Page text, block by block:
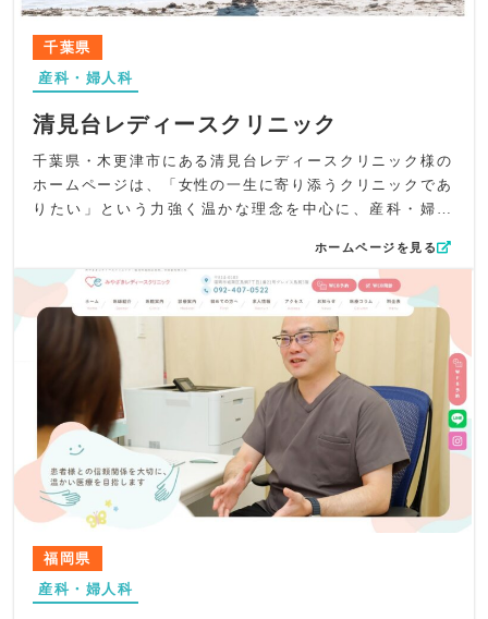
し、「苦痛に配慮した診察」「リラックスできる環境づく
り」など、女性にとっての安心材料が端的に伝わるよう構
成。LINEやInstagramアイコンもトップでわかりやすく配
置し、日常的な情報発信にもスムーズにアクセスできるよ
UI/UX面では、ナビゲーションをすっきりとまとめ、読み
進めやすいレイアウトに。各サービスや婦人科ならではの
診療項目をバナーで視覚的に整理し、初めて訪れる方でも
迷わず目的の情報にたどり着ける設計としています。
「美容皮膚科」といった地域名×診療科キーワードを適切に
配置。妊婦健診や不妊外来など主要施術名も盛り込み、検
索ユーザーのニーズにまっすぐ届く構造を意識しました。
総じて、なおレディースクリニック様が掲げる“女性の一生
に寄り添う医療”を、やさしく上質なデザインとわかりやす
い情報設計で表現したホームページに仕上がっています。
千葉県
産科・婦人科
清見台レディースクリニック
千葉県・木更津市にある清見台レディースクリニック様の
ホームページは、「女性の一生に寄り添うクリニックであ
りたい」という力強く温かな理念を中心に、産科・婦人
診療を安心して受けられるよう構成されたサイトとして制
作しました。女性特有の悩みを気軽に相談できる場所であ
ることを第一に、心のハードルを下げるやさしい世界観づ
くりを心がけています。
デザイン面では、木更津の海岸に佇む母と子の印象的なビ
ジュアルをトップ全面に配置し、「寄り添う医療」という
メッセージを視覚的に表現。ロゴマークにも使われている
スカイブルーをアクセントに、モノトーンを基調としたシ
ンプルで清潔感のある配色としました。医療機関でありな
がら、硬さを感じさせず安心感と希望を抱かせるデザイン
にまとめています。
コンテンツ面では、病院らしさを取り除き“カフェのような
居心地の良い空間”を意識した紹介構成に。妊婦健診（4D
エコー）や女性医師による診療といった強みも丁寧に整理
し、思春期から更年期、そして次世代まで続く女性の一生
ホームページを見る
福岡県
産科・婦人科